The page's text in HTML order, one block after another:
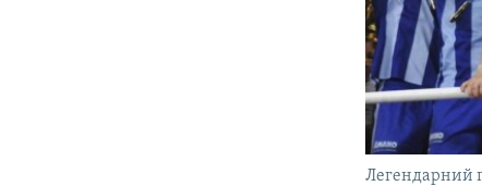
Легендарний